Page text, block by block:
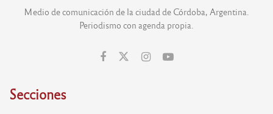
Medio de comunicación de la ciudad de Córdoba, Argentina.
Periodismo con agenda propia.
Secciones